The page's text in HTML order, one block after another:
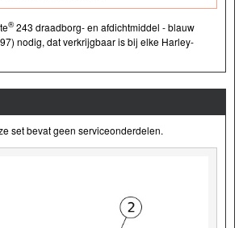
®243 draadborg- en afdichtmiddel - blauw
nodig, dat verkrijgbaar is bij elke Harley-
set bevat geen serviceonderdelen.